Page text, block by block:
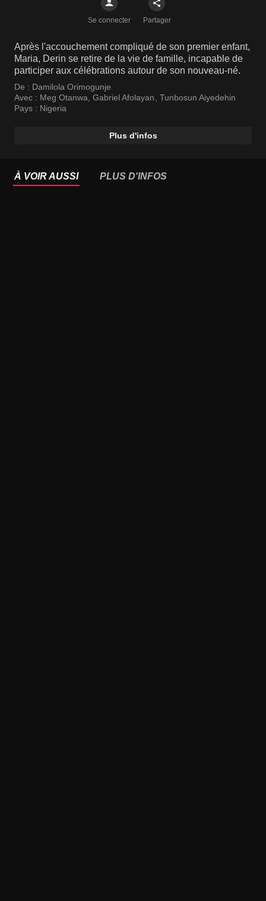
Se connecter Partager
Après l'accouchement compliqué de son premier enfant,
Maria, Derin se retire de la vie de famille, incapable de
participer aux célébrations autour de son nouveau-né.
De : Damilola Orimogunje
Avec : Meg Otanwa, Gabriel Afolayan, Tunbosun Aiyedehin
Pays : Nigeria
Plus d'infos
À VOIR AUSSI PLUS D'INFOS